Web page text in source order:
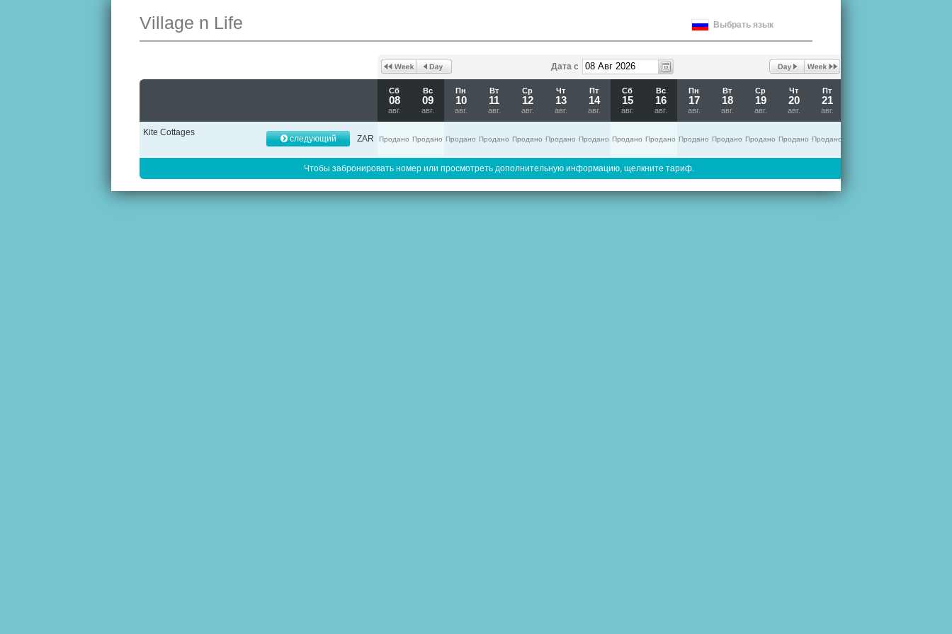
Выбрать язык
Village n Life
Дата с
Сб
08
авг.
Вс
09
авг.
Пн
10
авг.
Вт
11
авг.
Ср
12
авг.
Чт
13
авг.
Пт
14
авг.
Сб
15
авг.
Вс
16
авг.
Пн
17
авг.
Вт
18
авг.
Ср
19
авг.
Чт
20
авг.
Пт
21
авг.
Kite Cottages
следующий ZAR Продано Продано Продано Продано Продано Продано Продано Продано Продано Продано Продано Продано Продано Продано
Чтобы забронировать номер или просмотреть дополнительную информацию, щелкните тариф.